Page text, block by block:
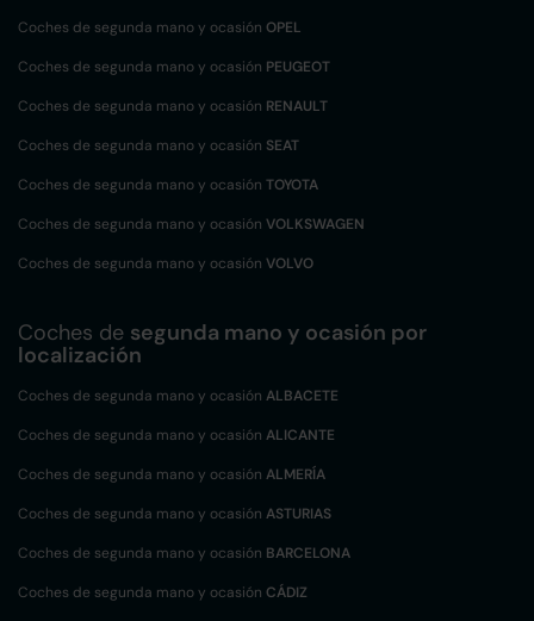
Coches de segunda mano y ocasión OPEL
Coches de segunda mano y ocasión PEUGEOT
Coches de segunda mano y ocasión RENAULT
Coches de segunda mano y ocasión SEAT
Coches de segunda mano y ocasión TOYOTA
Coches de segunda mano y ocasión VOLKSWAGEN
Coches de segunda mano y ocasión VOLVO
Coches de segunda mano y ocasión por
localización
Coches de segunda mano y ocasión ALBACETE
Coches de segunda mano y ocasión ALICANTE
Coches de segunda mano y ocasión ALMERÍA
Coches de segunda mano y ocasión ASTURIAS
Coches de segunda mano y ocasión BARCELONA
Coches de segunda mano y ocasión CÁDIZ